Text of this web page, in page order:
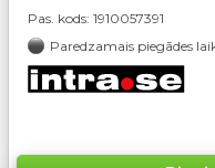
Pas. kods: 1910057391
Paredzamais piegādes